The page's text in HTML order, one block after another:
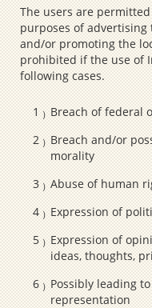
The users are
purposes of
and/or promoting the
prohibited if the use of
following cases.
Breach of federal
Breach and/or
morality
Abuse of human
Expression of
Expression of
ideas, thoughts,
Possibly leading
representation